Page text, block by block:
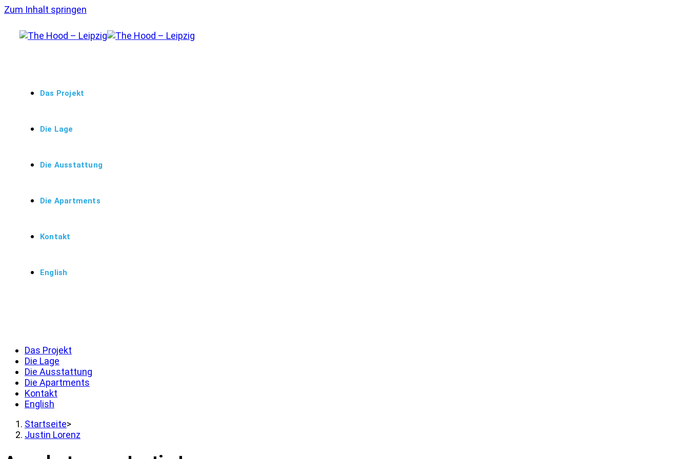
Zum Inhalt springen
Das Projekt
Die Lage
Die Ausstattung
Die Apartments
Kontakt
English
Das Projekt
Die Lage
Die Ausstattung
Die Apartments
Kontakt
English
Startseite>
Justin Lorenz